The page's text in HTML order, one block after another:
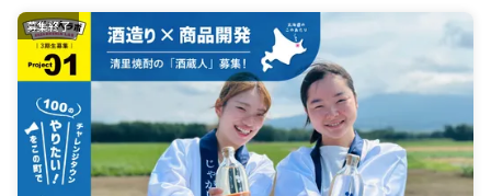
募集終了